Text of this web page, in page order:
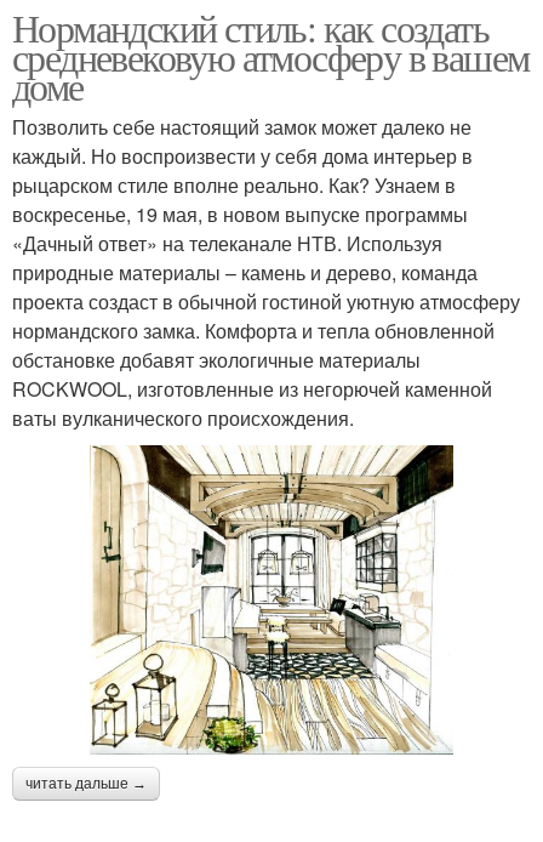
Нормандский стиль: как создать
средневековую атмосферу в вашем
доме
Позволить себе настоящий замок может далеко не
каждый. Но воспроизвести у себя дома интерьер в
рыцарском стиле вполне реально. Как? Узнаем в
воскресенье, 19 мая, в новом выпуске программы
«Дачный ответ» на телеканале НТВ. Используя
природные материалы – камень и дерево, команда
проекта создаст в обычной гостиной уютную атмосферу
нормандского замка. Комфорта и тепла обновленной
обстановке добавят экологичные материалы
ROCKWOOL, изготовленные из негорючей каменной
ваты вулканического происхождения.
читать дальше →